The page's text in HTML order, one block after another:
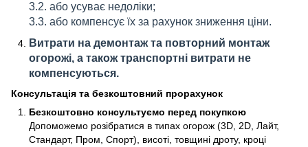
3.2. або усуває недоліки;
3.3. або компенсує їх за рахунок зниження ціни.
Витрати на демонтаж та повторний монтаж
огорожі, а також транспортні витрати не
компенсуються.
Консультація та безкоштовний прорахунок
Безкоштовно консультуємо перед покупкою
Допоможемо розібратися в типах огорож (3D, 2D, Лайт,
Стандарт, Пром, Спорт), висоті, товщині дроту, кроці